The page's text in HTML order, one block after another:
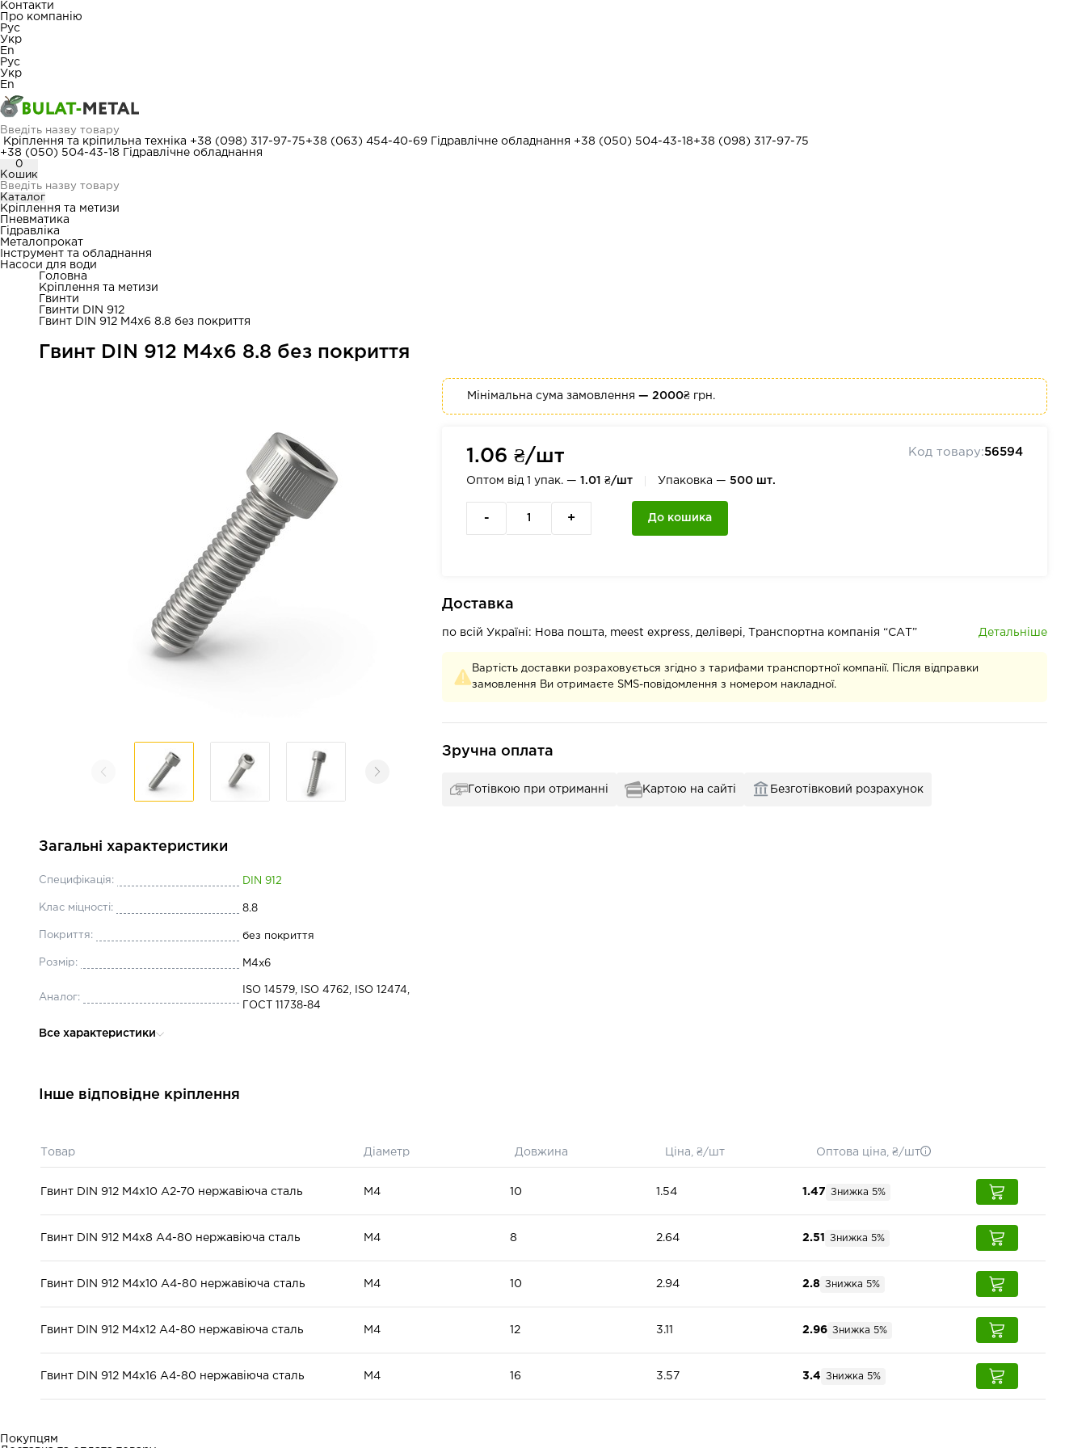
Контакти
Про компанію
Рус
Укр
En
Рус
Укр
En
Кріплення та кріпильна техніка +38 (098) 317-97-75+38 (063) 454-40-69 Гідравлічне обладнання +38 (050) 504-43-18+38 (098) 317-97-75
+38 (050) 504-43-18
Гідравлічне обладнання
0
Кошик
Каталог
Кріплення та метизи
Пневматика
Гідравліка
Металопрокат
Інструмент та обладнання
Насоси для води
Головна
Кріплення та метизи
Гвинти
Гвинти DIN 912
Гвинт DIN 912 М4x6 8.8 без покриття
Гвинт DIN 912 М4x6 8.8 без покриття
Мінімальна сума замовлення— 2000₴ грн.
1.06 ₴/шт Код товару:56594
Оптом від 1 упак. —1.01 ₴/шт Упаковка —500 шт.
- + До кошика
Доставка
по всій Україні: Нова пошта, meest express, делівері, Транспортна компанія “САТ” Детальніше
Вартість доставки розраховується згідно з тарифами транспортної компанії. Після відправки
замовлення Ви отримаєте SMS-повідомлення з номером накладної.
Зручна оплата
Готівкою при отриманні Картою на сайті Безготівковий розрахунок
Загальні характеристики
Специфікація: DIN 912
Клас міцності: 8.8
Покриття: без покриття
Розмір: М4x6
Аналог:
ISO 14579, ISO 4762, ISO 12474,
ГОСТ 11738-84
Довжина:
Матеріал:
Все характеристики
Інше відповідне кріплення
Товар Діаметр Довжина Ціна, ₴/шт Оптова ціна, ₴/шт
Гвинт DIN 912 М4x10 A2-70 нержавіюча сталь М4 10 1.54 1.47 Знижка 5%
Гвинт DIN 912 М4x8 A4-80 нержавіюча сталь М4 8 2.64 2.51 Знижка 5%
Гвинт DIN 912 М4x10 A4-80 нержавіюча сталь М4 10 2.94 2.8 Знижка 5%
Гвинт DIN 912 М4x12 A4-80 нержавіюча сталь М4 12 3.11 2.96 Знижка 5%
Гвинт DIN 912 М4x16 A4-80 нержавіюча сталь М4 16 3.57 3.4 Знижка 5%
Покупцям